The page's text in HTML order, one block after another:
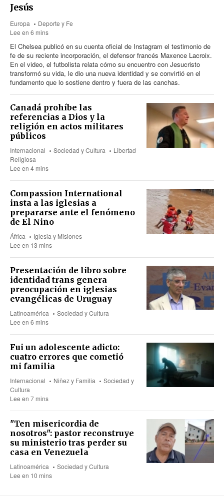
Jesús
Europa
Deporte y Fe
Lee en 6 mins
El Chelsea publicó en su cuenta oficial de Instagram el testimonio de
fe de su reciente incorporación, el defensor francés Maxence Lacroix.
En el video, el futbolista relata cómo su encuentro con Jesucristo
transformó su vida, le dio una nueva identidad y se convirtió en el
fundamento que lo sostiene dentro y fuera de las canchas.
Canadá prohíbe las
referencias a Dios y la
religión en actos militares
públicos
Internacional Sociedad y Cultura
Libertad
Religiosa
Lee en 4 mins
Compassion International
insta a las iglesias a
prepararse ante el fenómeno
de El Niño
África
Iglesia y Misiones
Lee en 13 mins
Presentación de libro sobre
identidad trans genera
preocupación en iglesias
evangélicas de Uruguay
Latinoamérica
Sociedad y Cultura
Lee en 6 mins
Fui un adolescente adicto:
cuatro errores que cometió
mi familia
Internacional Niñez y Familia
Sociedad y
Cultura
Lee en 7 mins
"Ten misericordia de
nosotros": pastor reconstruye
su ministerio tras perder su
casa en Venezuela
Latinoamérica
Sociedad y Cultura
Lee en 10 mins